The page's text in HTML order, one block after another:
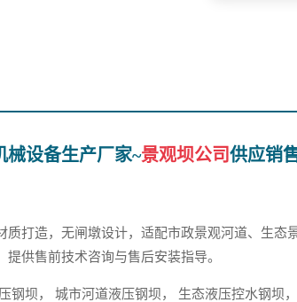
械设备生产厂家~景观坝公司 供应销售
打造，无闸墩设计，适配市政景观河道、生
供售前技术咨询与售后安装指导。
坝， 城市河道液压钢坝， 生态液压控水钢坝